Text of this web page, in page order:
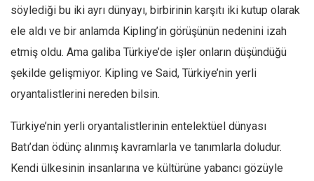
Facebook
Instagram
YouTube
Editörden
Yazarlar
Kemal Özer
Mahmut Toptaş
Yvonne Ridley
söylediği bu iki ayrı dünyayı, birbirinin karşıtı iki kutup olarak
ele aldı ve bir anlamda Kipling’in görüşünün nedenini izah
etmiş oldu. Ama galiba Türkiye’de işler onların düşündüğü
şekilde gelişmiyor. Kipling ve Said, Türkiye’nin yerli
oryantalistlerini nereden bilsin.
Türkiye’nin yerli oryantalistlerinin entelektüel dünyası
Batı’dan ödünç alınmış kavramlarla ve tanımlarla doludur.
Kendi ülkesinin insanlarına ve kültürüne yabancı gözüyle